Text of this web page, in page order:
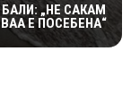
„НЕ САКАМ
Е ПОСЕБЕНА“